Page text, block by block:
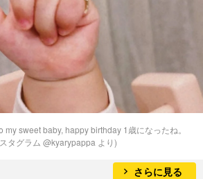
my sweet baby, happy birthday 1歳になったね。
タグラム @kyarypappa より)
さらに見る